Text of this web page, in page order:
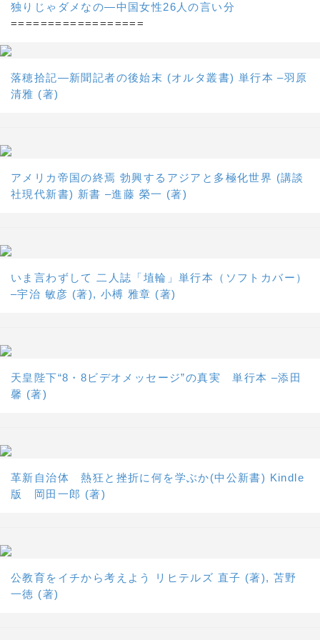
独りじゃダメなの―中国女性26人の言い分
==================
落穂拾記―新聞記者の後始末 (オルタ叢書) 単行本 –羽原
清雅 (著)
アメリカ帝国の終焉 勃興するアジアと多極化世界 (講談
社現代新書) 新書 –進藤 榮一 (著)
いま言わずして 二人誌「埴輪」単行本（ソフトカバー）
–宇治 敏彦 (著), 小榑 雅章 (著)
天皇陛下“8・8ビデオメッセージ”の真実 単行本 –添田
馨 (著)
革新自治体 熱狂と挫折に何を学ぶか(中公新書) Kindle
版 岡田一郎 (著)
公教育をイチから考えよう リヒテルズ 直子 (著), 苫野
一徳 (著)